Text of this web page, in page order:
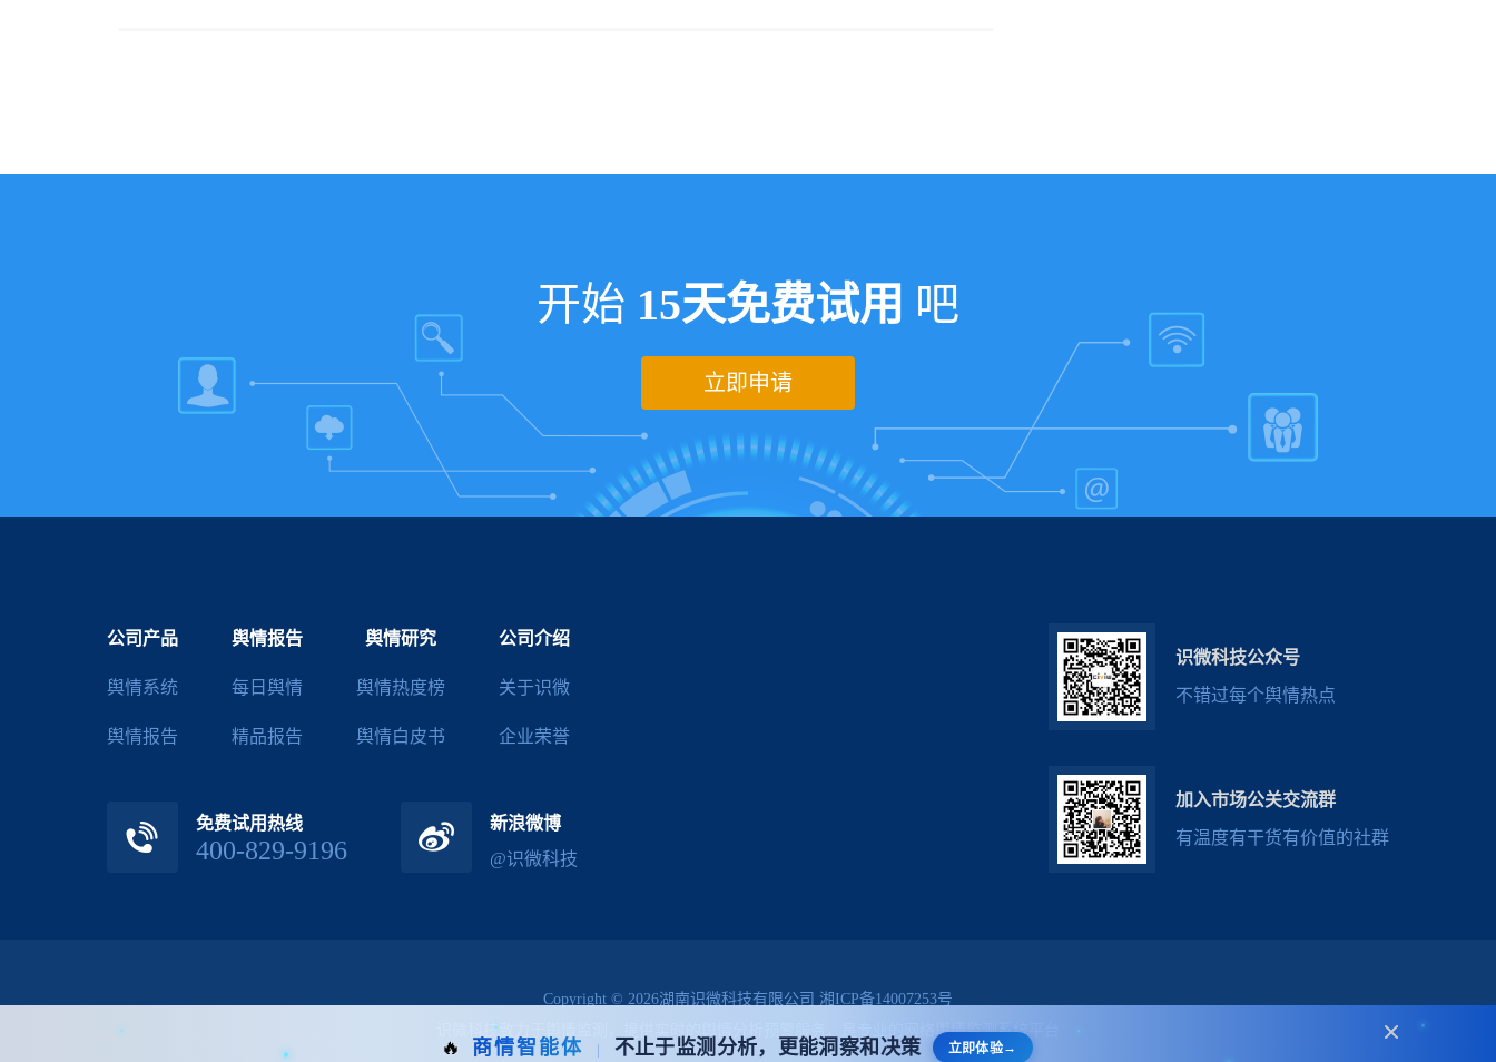
开始 15天免费试用 吧
立即申请
公司产品
舆情系统
舆情报告
舆情报告
每日舆情
精品报告
舆情研究
舆情热度榜
舆情白皮书
公司介绍
关于识微
企业荣誉
免费试用热线
400-829-9196
新浪微博
@识微科技
识微科技公众号
不错过每个舆情热点
加入市场公关交流群
有温度有干货有价值的社群
Copyright © 2026湖南识微科技有限公司 湘ICP备14007253号
识微科技致力于
网络舆情监测系统
🔥 商情智能体 | 不止于监测分析，更能洞察和决策 立即体验→